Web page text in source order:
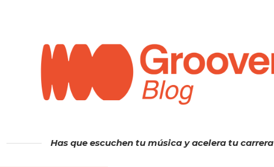
Has que escuchen tu música y acelera tu carrera